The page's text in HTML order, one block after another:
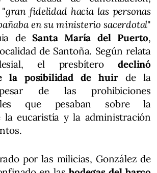
gran fidelidad hacia las personas
en su ministerio sacerdotal"
deSanta María del Puerto,
de Santoña. Según relata
el presbíterodeclinó
la posibilidad de huirde la
de las prohibiciones
que pesaban sobre la
la eucaristía y la administración
por las milicias, González de